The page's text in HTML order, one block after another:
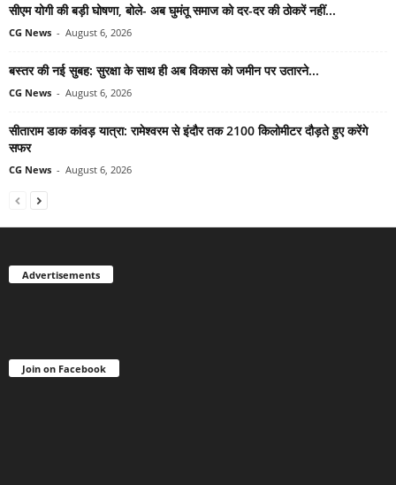
सीएम योगी की बड़ी घोषणा, बोले- अब घुमंतू समाज को दर-दर की ठोकरें नहीं...
CG News - August 6, 2026
बस्तर की नई सुबह: सुरक्षा के साथ ही अब विकास को जमीन पर उतारने...
CG News - August 6, 2026
सीताराम डाक कांवड़ यात्रा: रामेश्वरम से इंदौर तक 2100 किलोमीटर दौड़ते हुए करेंगे
सफर
CG News - August 6, 2026
Advertisements
Join on Facebook